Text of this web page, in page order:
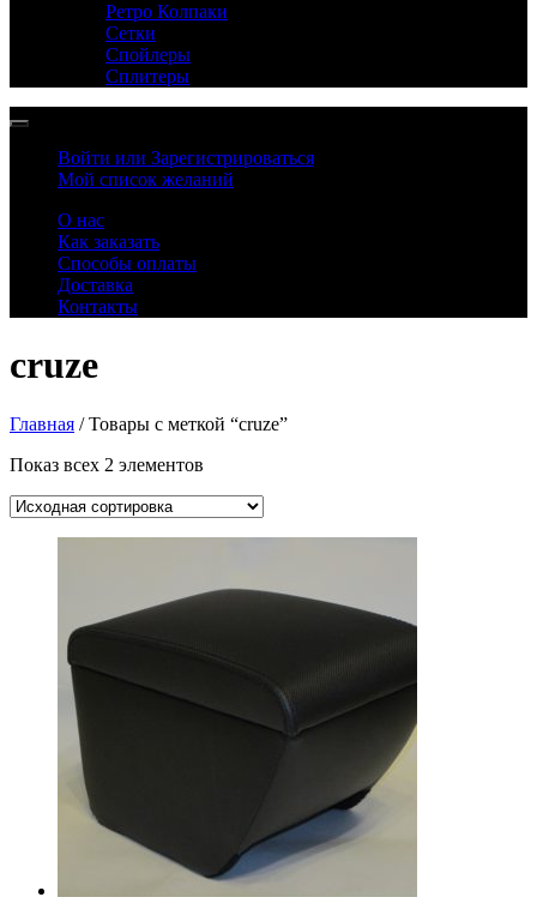
Ретро Колпаки
Сетки
Спойлеры
Сплитеры
Войти или Зарегистрироваться
Мой список желаний
О нас
Как заказать
Способы оплаты
Доставка
Контакты
cruze
Главная / Товары с меткой “cruze”
Показ всех 2 элементов